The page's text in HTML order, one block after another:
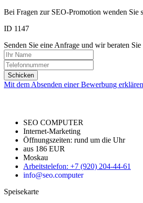
Bei Fragen zur SEO-Promotion wenden
ID 1147
Senden Sie eine Anfrage und wir beraten
Schicken
Mit dem Absenden einer Bewerbung
SEO COMPUTER
Internet-Marketing
Öffnungszeiten: rund um die Uhr
aus 186 EUR
Moskau
Arbeitstelefon: +7 (920) 204-44-61
info@seo.computer
Speisekarte